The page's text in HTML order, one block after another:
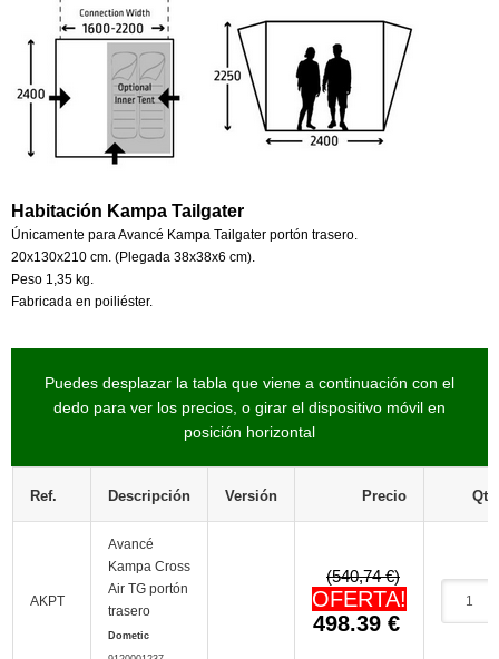
Habitación Kampa Tailgater
Únicamente para Avancé Kampa Tailgater portón trasero.
20x130x210 cm. (Plegada 38x38x6 cm).
Peso 1,35 kg.
Fabricada en poiliéster.
Puedes desplazar la tabla que viene a continuación con el
dedo para ver los precios, o girar el dispositivo móvil en
posición horizontal
Ref. Descripción Versión Precio Qtt.
AKPT
Avancé
Kampa Cross
Air TG portón
trasero
Dometic
(540,74 €)
OFERTA!
498.39 €